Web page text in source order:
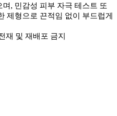
, 민감성 피부 자극 테스트 또
제형으로 끈적임 없이 부드럽게
재 및 재배포 금지